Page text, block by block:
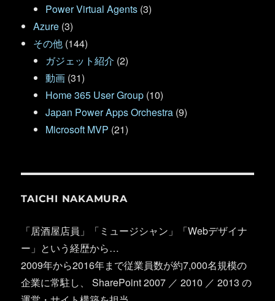
Power Virtual Agents (3)
Azure (3)
その他 (144)
ガジェット紹介 (2)
動画 (31)
Home 365 User Group (10)
Japan Power Apps Orchestra (9)
Microsoft MVP (21)
TAICHI NAKAMURA
「居酒屋店員」「ミュージシャン」「Webデザイナ
ー」という経歴から…
2009年から2016年まで従業員数が約7,000名規模の
企業に常駐し、 SharePoint 2007 ／ 2010 ／ 2013 の